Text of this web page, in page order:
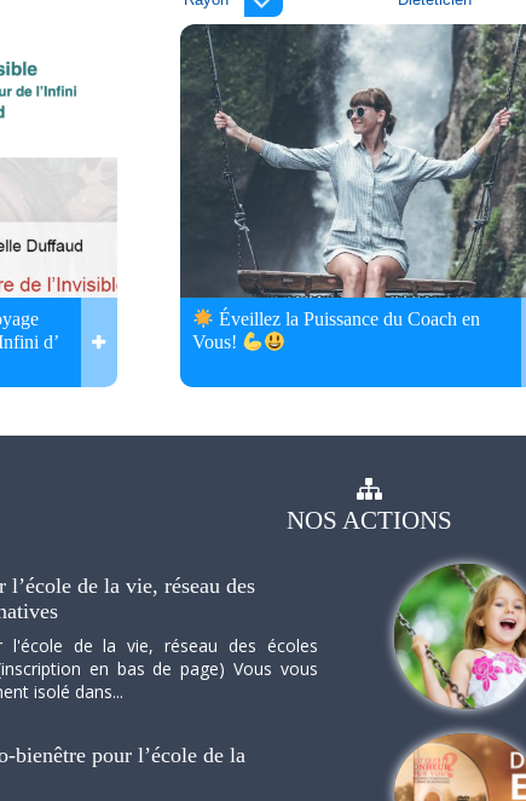
d’
Éveillez la Puissance du Coach en
Vous!
NOS ACTIONS
l’école de la vie, réseau des
l'école de la vie, réseau des écoles
en bas de page) Vous vous
isolé dans...
bienêtre pour l’école de la